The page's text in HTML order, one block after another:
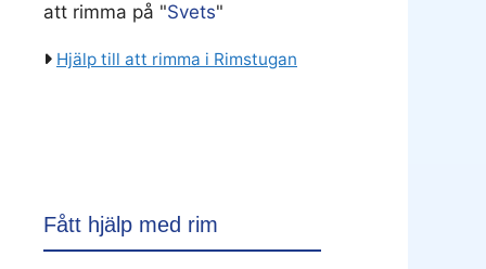
att rimma på "Svets"
Hjälp till att rimma i Rimstugan
Fått hjälp med rim